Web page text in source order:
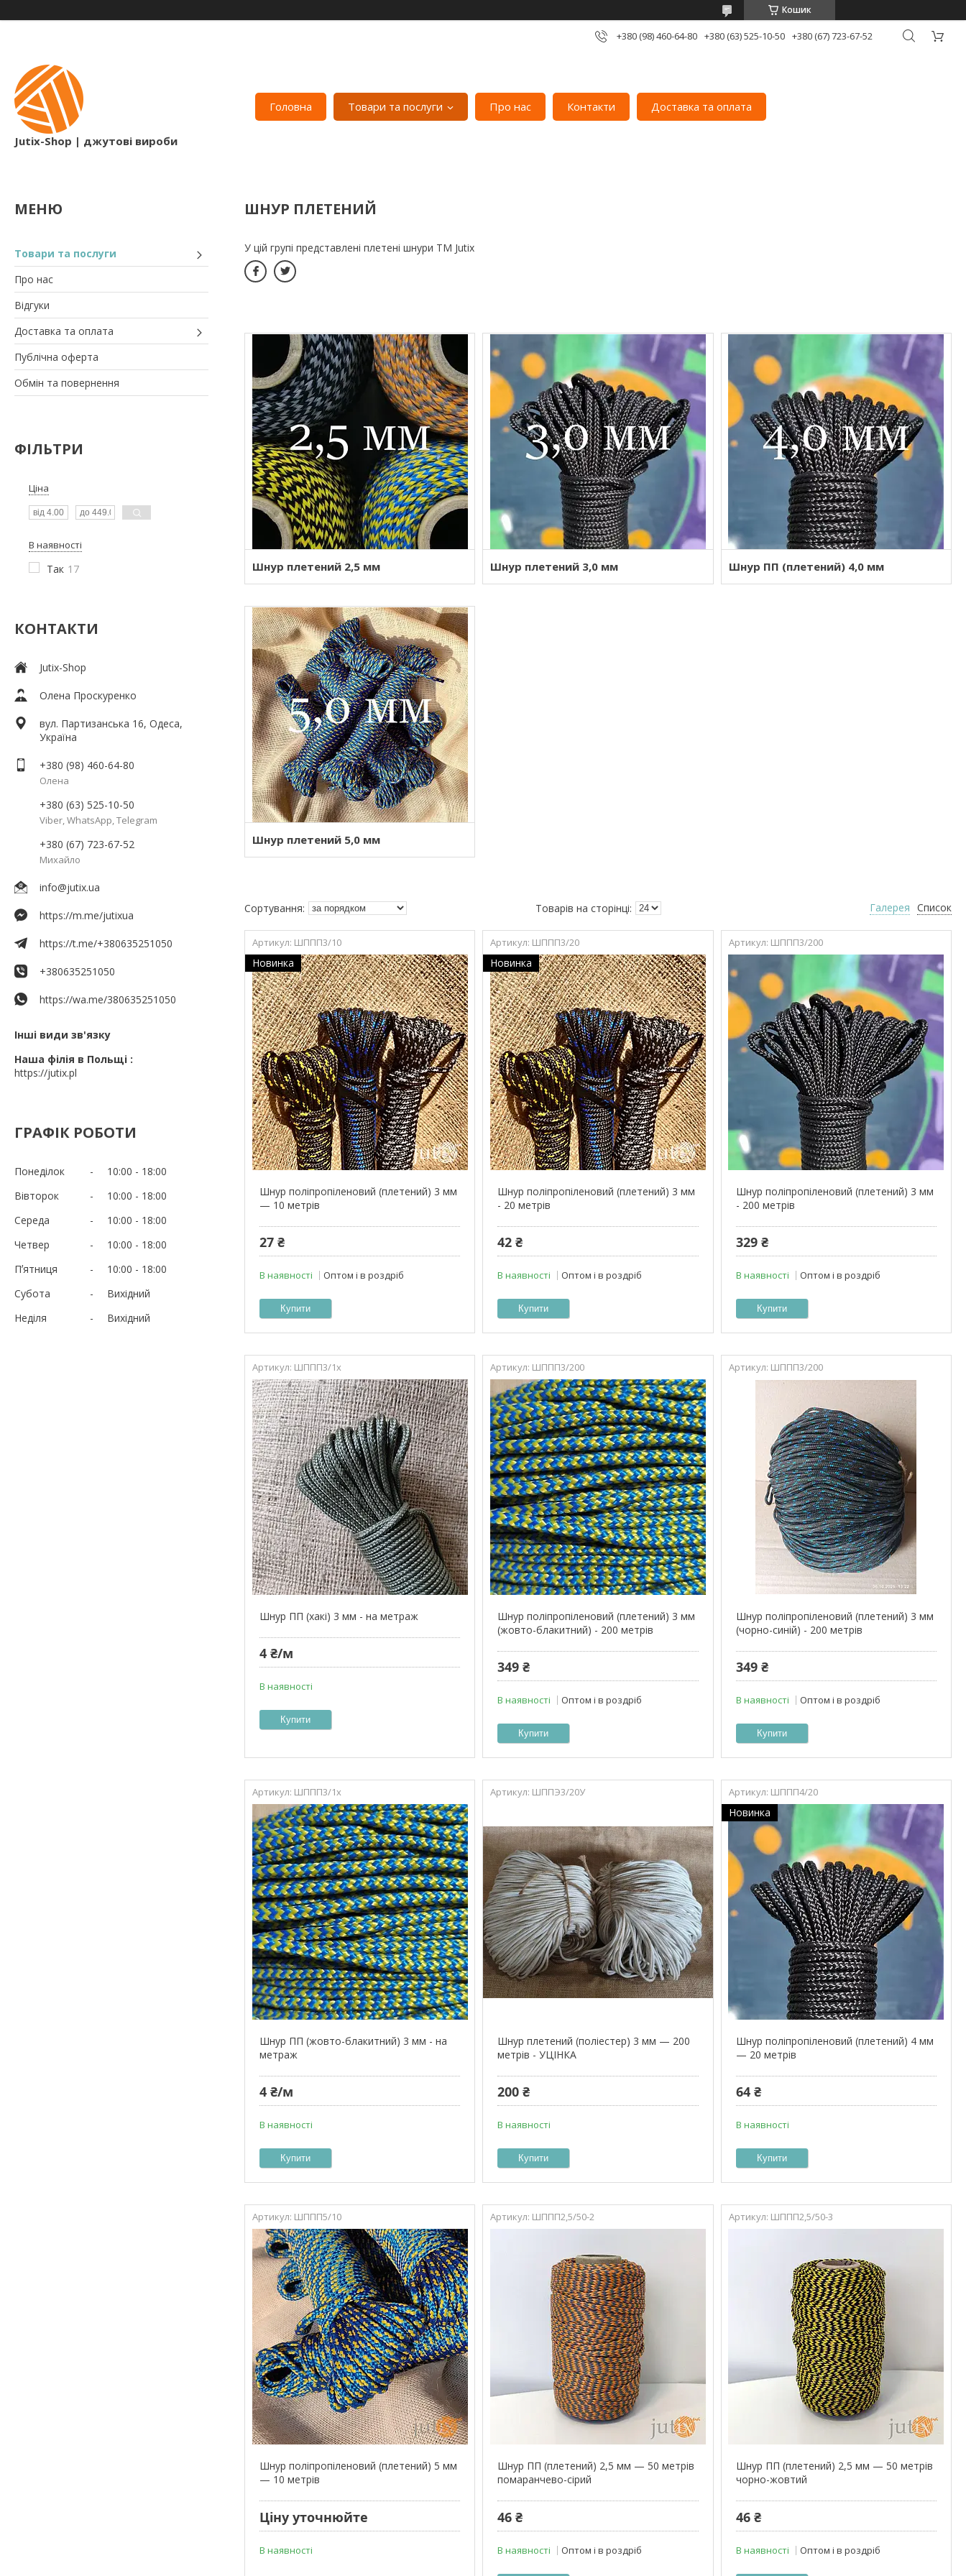
Кошик
+380 (98) 460-64-80 +380 (63) 525-10-50 +380 (67) 723-67-52
Jutix-Shop | джутові вироби
Головна Товари та послуги Про нас Контакти Доставка та оплата
Товари та послуги
Про нас
Відгуки
Доставка та оплата
Публічна оферта
Обмін та повернення
ФІЛЬТРИ
Ціна
В наявності
Так 17
КОНТАКТИ
Jutix-Shop
Олена Проскуренко
вул. Партизанська 16, Одеса,
Україна
+380 (98) 460-64-80
Олена
+380 (63) 525-10-50
Viber, WhatsApp, Telegram
+380 (67) 723-67-52
Михайло
info@jutix.ua
https://m.me/jutixua
https://t.me/+380635251050
+380635251050
https://wa.me/380635251050
Інші види зв'язку
Наша філія в Польщі
https://jutix.pl
ГРАФІК РОБОТИ
Понеділок 10:00
18:00
Вівторок
10:00
18:00
Середа
10:00
18:00
Четвер
10:00
18:00
Пʼятниця
10:00
18:00
Субота
Вихідний
Неділя
Вихідний
ШНУР ПЛЕТЕНИЙ
У цій групі представлені плетені шнури ТМ Jutix
Шнур плетений 2,5 мм Шнур плетений 3,0 мм Шнур ПП (плетений) 4,0 мм
Шнур плетений 5,0 мм
Галерея Список
ШППП3/10
Новинка
Шнур поліпропіленовий (плетений) 3 мм
— 10 метрів
27 ₴
В наявності Оптом і в роздріб
Купити
ШППП3/20
Новинка
Шнур поліпропіленовий (плетений) 3 мм
- 20 метрів
42 ₴
В наявності Оптом і в роздріб
Купити
ШППП3/200
Шнур поліпропіленовий (плетений) 3 мм
- 200 метрів
329 ₴
В наявності Оптом і в роздріб
Купити
ШППП3/1х
Шнур ПП (хакі) 3 мм - на метраж
4 ₴/м
В наявності
Купити
ШППП3/200
Шнур поліпропіленовий (плетений) 3 мм
(жовто-блакитний) - 200 метрів
349 ₴
В наявності Оптом і в роздріб
Купити
ШППП3/200
Шнур поліпропіленовий (плетений) 3 мм
(чорно-синій) - 200 метрів
349 ₴
В наявності Оптом і в роздріб
Купити
ШППП3/1х
Шнур ПП (жовто-блакитний) 3 мм - на
метраж
4 ₴/м
В наявності
Купити
ШППЭ3/20У
Шнур плетений (поліестер) 3 мм — 200
метрів - УЦІНКА
200 ₴
В наявності
Купити
ШППП4/20
Новинка
Шнур поліпропіленовий (плетений) 4 мм
— 20 метрів
64 ₴
В наявності
Купити
ШППП5/10
Шнур поліпропіленовий (плетений) 5 мм
— 10 метрів
Ціну уточнюйте
В наявності
ШППП2,5/50-2
Шнур ПП (плетений) 2,5 мм — 50 метрів
помаранчево-сірий
46 ₴
В наявності Оптом і в роздріб
ШППП2,5/50-3
Шнур ПП (плетений) 2,5 мм — 50 метрів
чорно-жовтий
46 ₴
В наявності Оптом і в роздріб